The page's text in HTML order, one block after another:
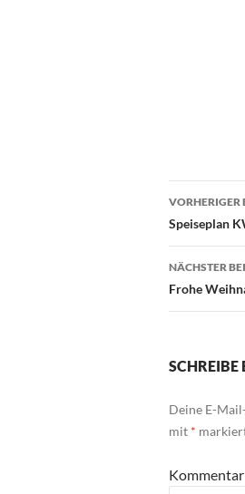
VORHERIGER
Speiseplan
NÄCHSTER
Frohe
Deine E-
mit *
Kommentar